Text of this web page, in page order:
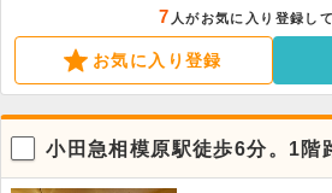
を活かしてスムーズに開業可能です。幅広
7 人がお気に入り登録し
お気に入り登録
小田急相模原駅徒歩6分。1階
店舗。